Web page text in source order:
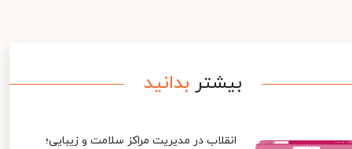
بیشتر بدانید
انقلاب در مدیریت مراکز سلامت و زیبایی؛